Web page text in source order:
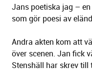
Jans poetiska jag –
som gör poesi av
Andra akten kom att
över scenen. Jan fick
Stenshäll har skrev till